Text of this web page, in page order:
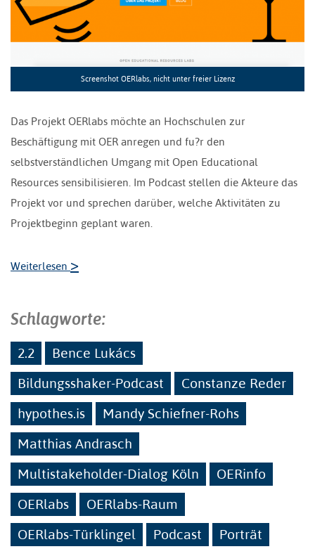
Screenshot OERlabs, nicht unter freier Lizenz
Das Projekt OERlabs möchte an Hochschulen zur
Beschäftigung mit OER anregen und fu?r den
selbstverständlichen Umgang mit Open Educational
Resources sensibilisieren. Im Podcast stellen die Akteure das
Projekt vor und sprechen darüber, welche Aktivitäten zu
Projektbeginn geplant waren.
Weiterlesen >
Schlagworte:
2.2
Bence Lukács
Bildungsshaker-Podcast
Constanze Reder
hypothes.is
Mandy Schiefner-Rohs
Matthias Andrasch
Multistakeholder-Dialog Köln
OERinfo
OERlabs
OERlabs-Raum
OERlabs-Türklingel
Podcast Porträt